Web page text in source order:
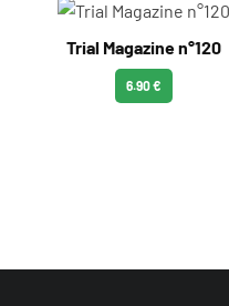
Trial Magazine n°120
6.90 €